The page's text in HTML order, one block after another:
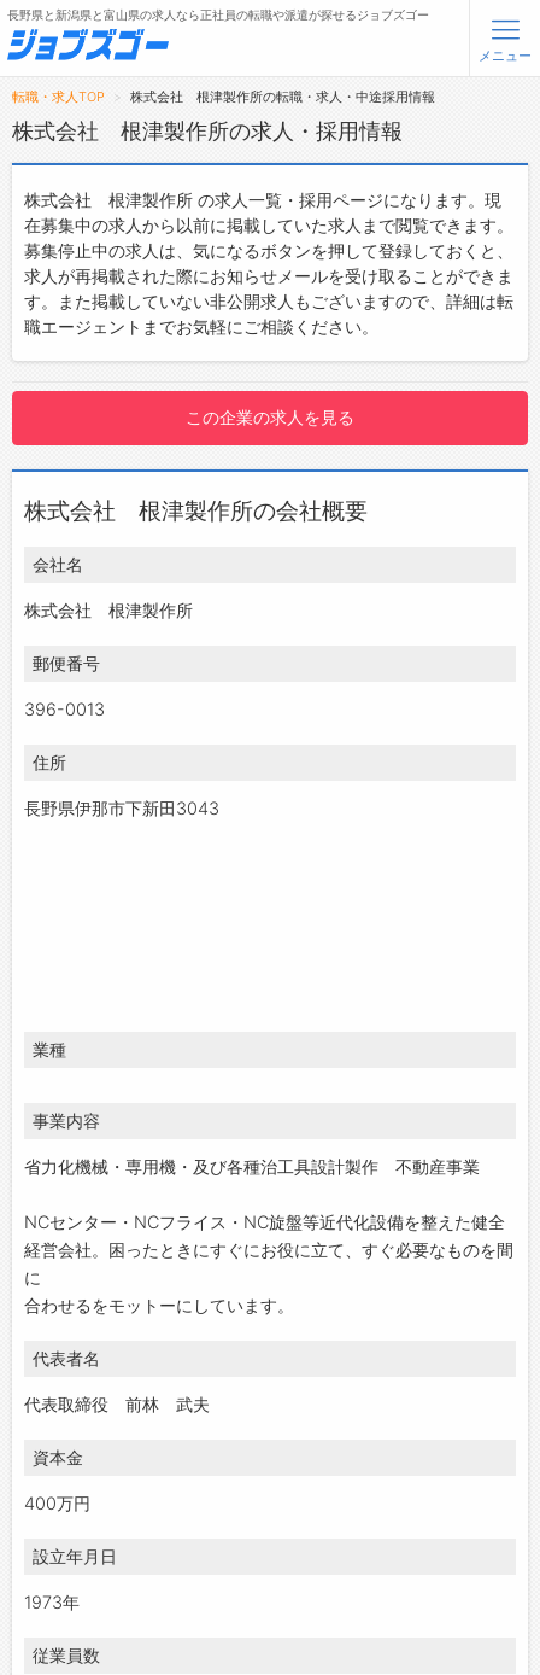
無料会員登録 ログイン
メニュー
トップ
詳細情報で求人を探す
転職支援サービスについて
転職ノウハウ(応募書類の書き方・面接対策など)
お問い合わせ
よくあるご質問
長野県と新潟県と富山県の求人なら正社員の転職や派遣が探せるジョブズゴー
メニュー
転職・求人TOP 株式会社 根津製作所の転職・求人・中途採用情報
株式会社 根津製作所の求人・採用情報
株式会社 根津製作所 の求人一覧・採用ページになります。現
在募集中の求人から以前に掲載していた求人まで閲覧できます。
募集停止中の求人は、気になるボタンを押して登録しておくと、
求人が再掲載された際にお知らせメールを受け取ることができま
す。また掲載していない非公開求人もございますので、詳細は転
職エージェントまでお気軽にご相談ください。
この企業の求人を見る
株式会社 根津製作所の会社概要
会社名
株式会社 根津製作所
郵便番号
396-0013
住所
長野県伊那市下新田3043
業種
事業内容
省力化機械・専用機・及び各種治工具設計製作 不動産事業
NCセンター・NCフライス・NC旋盤等近代化設備を整えた健全
経営会社。困ったときにすぐにお役に立て、すぐ必要なものを間
に
合わせるをモットーにしています。
代表者名
代表取締役 前林 武夫
資本金
400万円
設立年月日
1973年
従業員数